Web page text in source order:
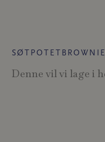
SØTPOTETBROWNIE
Denne vil vi lage i